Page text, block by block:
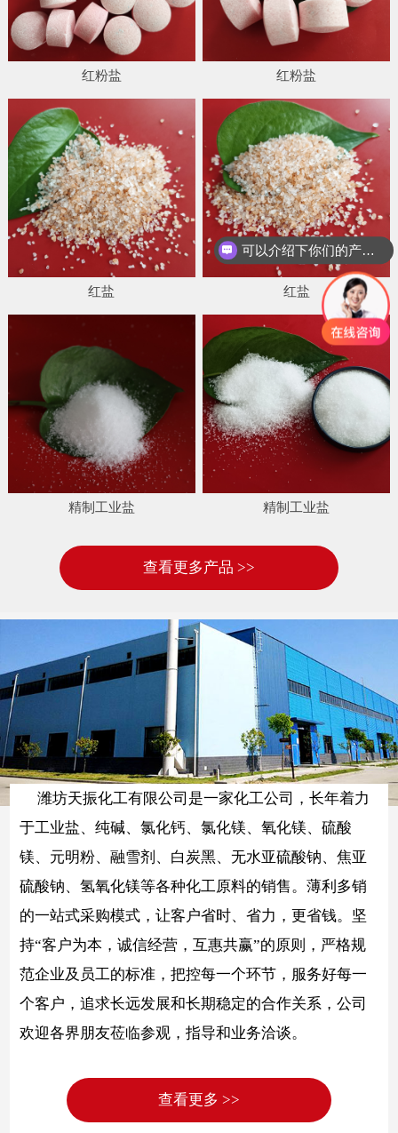
红粉盐 红粉盐
红盐 红盐
精制工业盐 精制工业盐
查看更多产品 >>
潍坊天振化工有限公司是一家化工公司，长年着力
于工业盐、纯碱、氯化钙、氯化镁、氧化镁、硫酸
镁、元明粉、融雪剂、白炭黑、无水亚硫酸钠、焦亚
硫酸钠、氢氧化镁等各种化工原料的销售。薄利多销
的一站式采购模式，让客户省时、省力，更省钱。坚
持“客户为本，诚信经营，互惠共赢”的原则，严格规
范企业及员工的标准，把控每一个环节，服务好每一
个客户，追求长远发展和长期稳定的合作关系，公司
欢迎各界朋友莅临参观，指导和业务洽谈。
查看更多 >>
可以介绍下你们的产品么